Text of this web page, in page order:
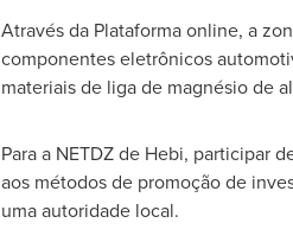
Através da Plataforma online, a
componentes eletrônicos
materiais de liga de magnésio de
Para a NETDZ de Hebi, participar
aos métodos de promoção de
uma autoridade local.